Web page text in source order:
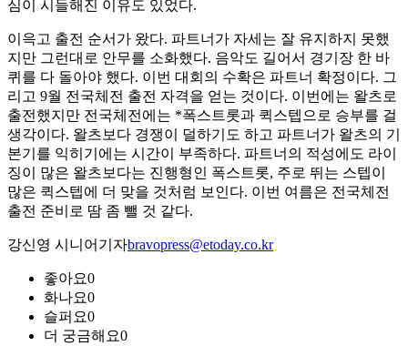
심이 시들해진 이유도 있었다.
이윽고 출전 순서가 왔다. 파트너가 자세는 잘 유지하지 못했
지만 그런대로 안무를 소화했다. 음악도 길어서 경기장 한 바
퀴를 다 돌아야 했다. 이번 대회의 수확은 파트너 확정이다. 그
리고 9월 전국체전 출전 자격을 얻는 것이다. 이번에는 왈츠로
출전했지만 전국체전에는 *폭스트롯과 퀵스텝으로 승부를 걸
생각이다. 왈츠보다 경쟁이 덜하기도 하고 파트너가 왈츠의 기
본기를 익히기에는 시간이 부족하다. 파트너의 적성에도 라이
징이 많은 왈츠보다는 진행형인 폭스트롯, 주로 뛰는 스텝이
많은 퀵스텝에 더 맞을 것처럼 보인다. 이번 여름은 전국체전
출전 준비로 땀 좀 뺄 것 같다.
강신영 시니어기자bravopress@etoday.co.kr
좋아요0
화나요0
슬퍼요0
더 궁금해요0